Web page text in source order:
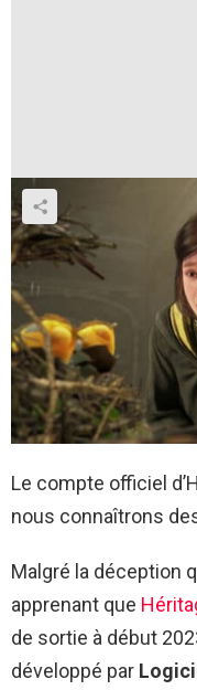
Le compte officiel
nous connaîtrons
Malgré la déception
apprenant que
de sortie à début
développé par